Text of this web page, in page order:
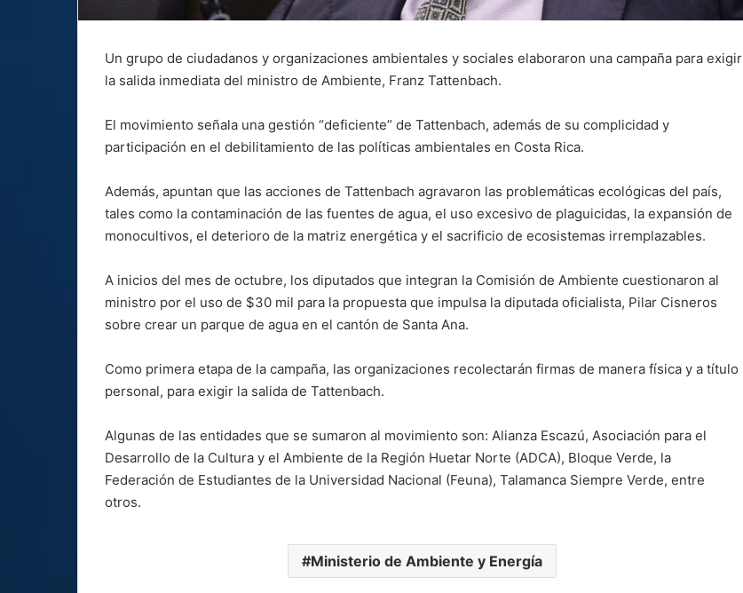
Un grupo de ciudadanos y organizaciones ambientales y sociales elaboraron una campaña para exigir
la salida inmediata del ministro de Ambiente, Franz Tattenbach.
El movimiento señala una gestión “deficiente” de Tattenbach, además de su complicidad y
participación en el debilitamiento de las políticas ambientales en Costa Rica.
Además, apuntan que las acciones de Tattenbach agravaron las problemáticas ecológicas del país,
tales como la contaminación de las fuentes de agua, el uso excesivo de plaguicidas, la expansión de
monocultivos, el deterioro de la matriz energética y el sacrificio de ecosistemas irremplazables.
A inicios del mes de octubre, los diputados que integran la Comisión de Ambiente cuestionaron al
ministro por el uso de $30 mil para la propuesta que impulsa la diputada oficialista, Pilar Cisneros
sobre crear un parque de agua en el cantón de Santa Ana.
Como primera etapa de la campaña, las organizaciones recolectarán firmas de manera física y a título
personal, para exigir la salida de Tattenbach.
Algunas de las entidades que se sumaron al movimiento son: Alianza Escazú, Asociación para el
Desarrollo de la Cultura y el Ambiente de la Región Huetar Norte (ADCA), Bloque Verde, la
Federación de Estudiantes de la Universidad Nacional (Feuna), Talamanca Siempre Verde, entre
otros.
Ministerio de Ambiente y Energía